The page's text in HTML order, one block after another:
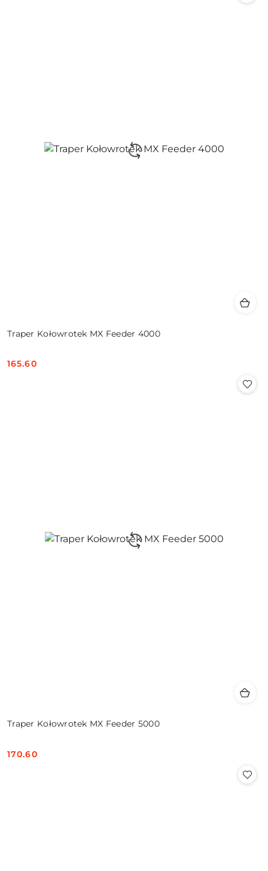
Traper Kołowrotek MX Feeder 4000
Cena:
165.60
Traper Kołowrotek MX Feeder 5000
Cena:
170.60